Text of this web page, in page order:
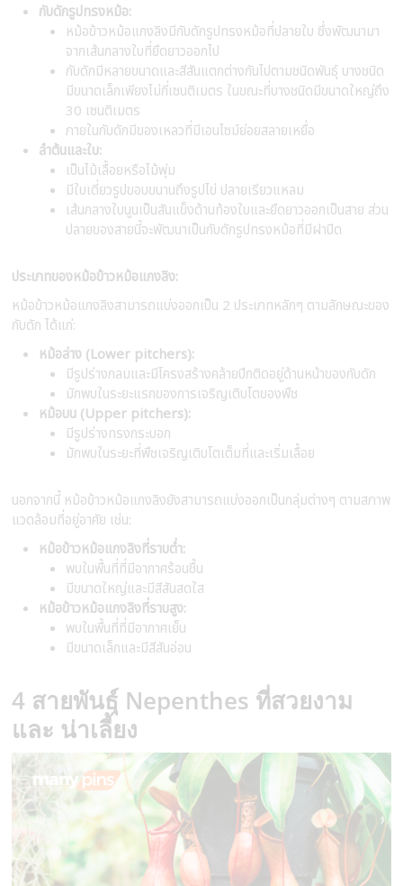
กับดักรูปทรงหม้อ:
หม้อข้าวหม้อแกงลิงมีกับดักรูปทรงหม้อที่ปลายใบ ซึ่งพัฒนามา
จากเส้นกลางใบที่ยืดยาวออกไป
กับดักมีหลายขนาดและสีสันแตกต่างกันไปตามชนิดพันธุ์ บางชนิด
มีขนาดเล็กเพียงไม่กี่เซนติเมตร ในขณะที่บางชนิดมีขนาดใหญ่ถึง
30 เซนติเมตร
ภายในกับดักมีของเหลวที่มีเอนไซม์ย่อยสลายเหยื่อ
ลำต้นและใบ:
เป็นไม้เลื้อยหรือไม้พุ่ม
มีใบเดี่ยวรูปขอบขนานถึงรูปไข่ ปลายเรียวแหลม
เส้นกลางใบนูนเป็นสันแข็งด้านท้องใบและยืดยาวออกเป็นสาย ส่วน
ปลายของสายนี้จะพัฒนาเป็นกับดักรูปทรงหม้อที่มีฝาปิด
ประเภทของหม้อข้าวหม้อแกงลิง:
หม้อข้าวหม้อแกงลิงสามารถแบ่งออกเป็น 2 ประเภทหลักๆ ตามลักษณะของ
กับดัก ได้แก่:
หม้อล่าง (Lower pitchers):
มีรูปร่างกลมและมีโครงสร้างคล้ายปีกติดอยู่ด้านหน้าของกับดัก
มักพบในระยะแรกของการเจริญเติบโตของพืช
หม้อบน (Upper pitchers):
มีรูปร่างทรงกระบอก
มักพบในระยะที่พืชเจริญเติบโตเต็มที่และเริ่มเลื้อย
นอกจากนี้ หม้อข้าวหม้อแกงลิงยังสามารถแบ่งออกเป็นกลุ่มต่างๆ ตามสภาพ
แวดล้อมที่อยู่อาศัย เช่น:
หม้อข้าวหม้อแกงลิงที่ราบต่ำ:
พบในพื้นที่ที่มีอากาศร้อนชื้น
มีขนาดใหญ่และมีสีสันสดใส
หม้อข้าวหม้อแกงลิงที่ราบสูง:
พบในพื้นที่ที่มีอากาศเย็น
มีขนาดเล็กและมีสีสันอ่อน
4 สายพันธุ์ Nepenthes ที่สวยงาม
และ น่าเลี้ยง